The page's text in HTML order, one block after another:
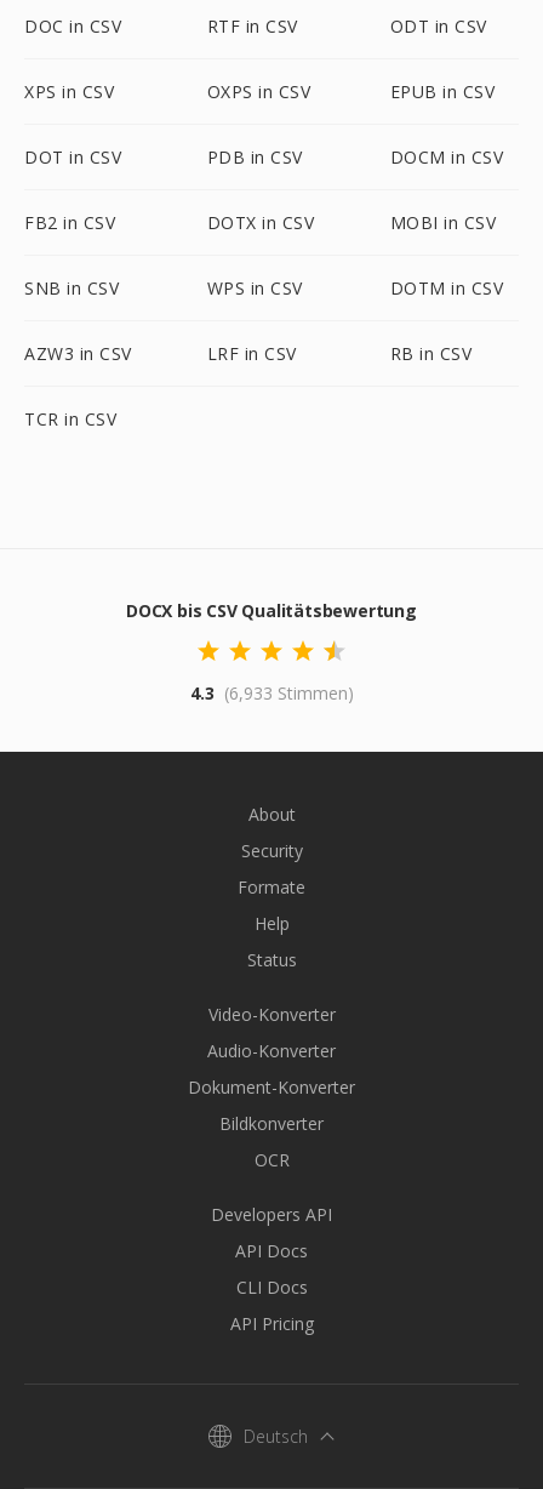
DOC in CSV RTF in CSV ODT in CSV
XPS in CSV OXPS in CSV EPUB in CSV
DOT in CSV PDB in CSV DOCM in CSV
FB2 in CSV DOTX in CSV MOBI in CSV
SNB in CSV WPS in CSV DOTM in CSV
AZW3 in CSV LRF in CSV RB in CSV
TCR in CSV
DOCX bis CSV Qualitätsbewertung
4.3 (6,933 Stimmen)
About
Security
Formate
Help
Status
Video-Konverter
Audio-Konverter
Dokument-Konverter
Bildkonverter
OCR
Developers API
API Docs
CLI Docs
API Pricing
Deutsch